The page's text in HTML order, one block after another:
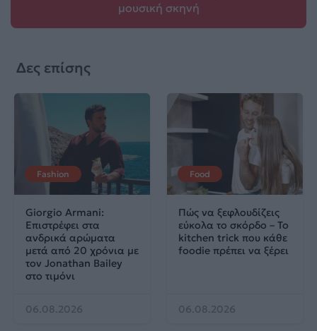
μουσική σκηνή
Δες επίσης
Fashion
Giorgio Armani:
Επιστρέφει στα
ανδρικά αρώματα
μετά από 20 χρόνια με
τον Jonathan Bailey
στο τιμόνι
06.08.2026
Food
Πώς να ξεφλουδίζεις
εύκολα το σκόρδο – Το
kitchen trick που κάθε
foodie πρέπει να ξέρει
06.08.2026